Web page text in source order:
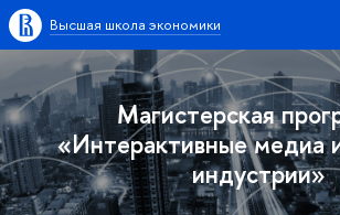
Высшая школа экономики
Магистерская
«Интерактивные медиа
индустрии»